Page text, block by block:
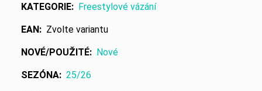
KATEGORIE: Freestylové vázání
EAN: Zvolte variantu
NOVÉ/POUŽITÉ: Nové
SEZÓNA: 25/26